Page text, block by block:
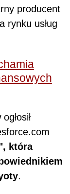
producent
rynku usług
która
.